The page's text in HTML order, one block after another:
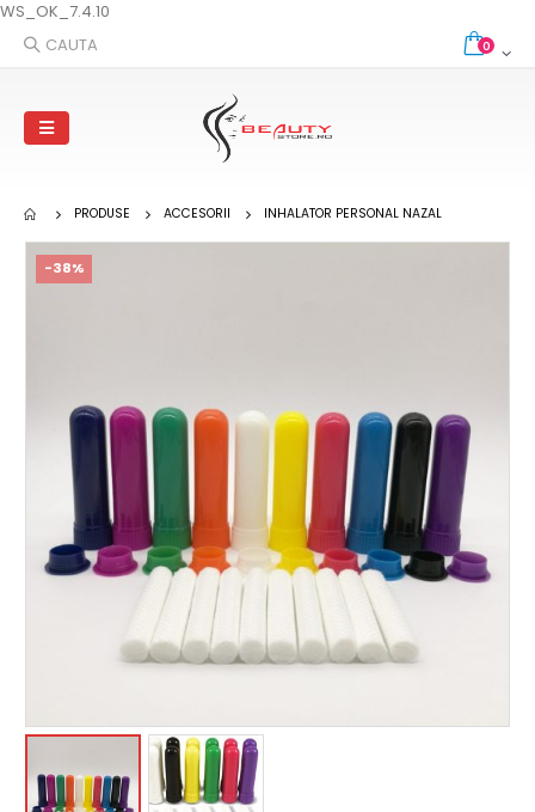
WS_OK_7.4.10
CAUTA
0
PRODUSE ACCESORII INHALATOR PERSONAL NAZAL
-38%